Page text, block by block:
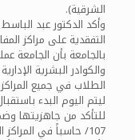
الشرقية).
وأكد الدكتور عبد
التفقدية على مراكز
بالجامعة بأن ‏الجامعة
والكوادر البشرية
الطلاب في جميع
ليتم اليوم البدء
للتأكد من جاهزيتها
107/ حاسباً في المراكز المذكورة.